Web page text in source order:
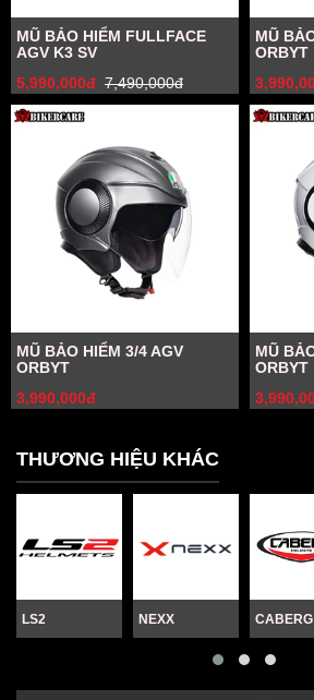
MŨ BẢO HIỂM FULLFACE
AGV K3 SV
5,990,000đ 7,490,000đ
MŨ
ORBYT
MŨ BẢO HIỂM 3/4 AGV
ORBYT
3,990,000đ
MŨ
ORBYT
THƯƠNG HIỆU KHÁC
LS2 NEXX CABERG